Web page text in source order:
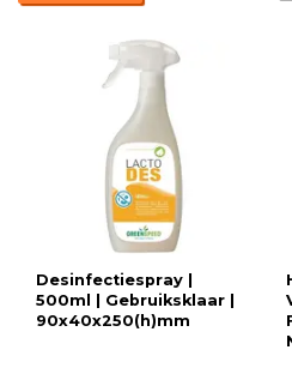
Desinfectiespray |
500ml | Gebruiksklaar |
90x40x250(h)mm